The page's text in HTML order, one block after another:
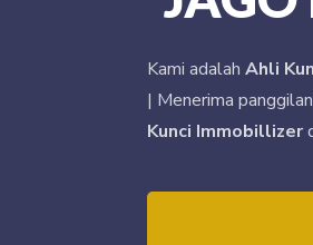
Kami adalah Ahli
| Menerima
Kunci Immobillizer